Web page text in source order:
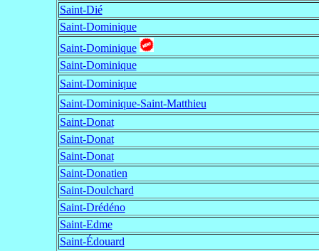
Saint-Dié
Saint-Dominique
Saint-Dominique
Saint-Dominique
Saint-Dominique
Saint-Dominique-Saint-Matthieu
Saint-Donat
Saint-Donat
Saint-Donat
Saint-Donatien
Saint-Doulchard
Saint-Drédéno
Saint-Edme
Saint-Édouard